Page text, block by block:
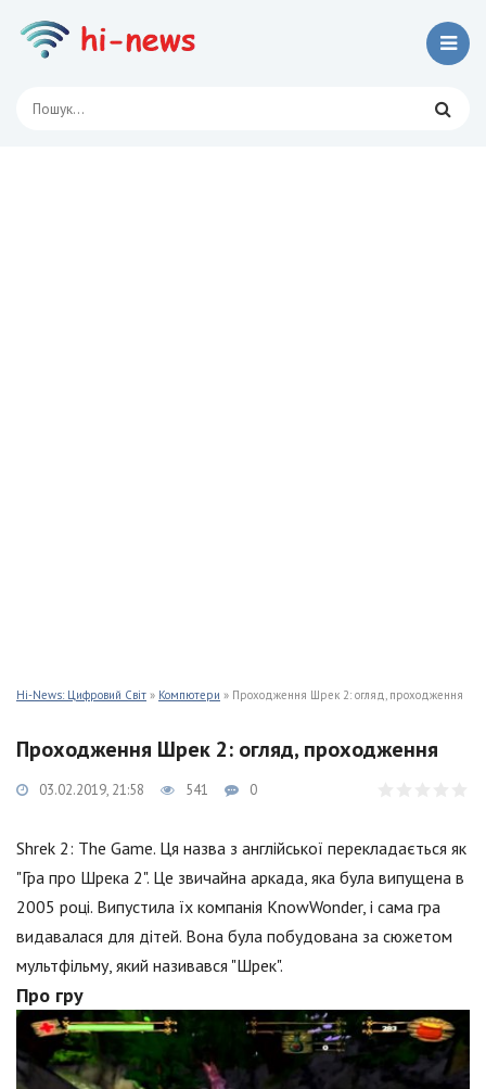
Hi-News: Цифровий Світ » Компютери » Проходження Шрек 2: огляд, проходження
Проходження Шрек 2: огляд, проходження
03.02.2019, 21:58 541 0
Shrek 2: The Game. Ця назва з англійської перекладається як
"Гра про Шрека 2". Це звичайна аркада, яка була випущена в
2005 році. Випустила їх компанія KnowWonder, і сама гра
видавалася для дітей. Вона була побудована за сюжетом
мультфільму, який називався "Шрек".
Про гру